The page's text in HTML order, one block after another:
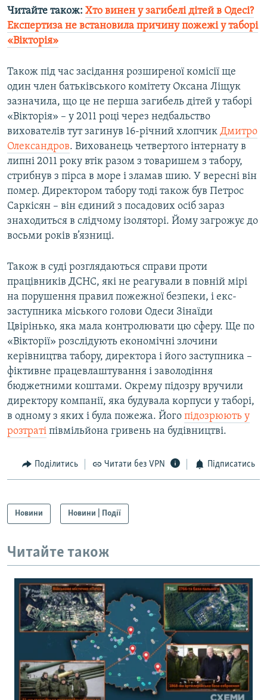
Читайте також: Хто винен у загибелі дітей в Одесі?
Експертиза не встановила причину пожежі у таборі
«Вікторія»
Також під час засідання розширеної комісії ще
один член батьківського комітету Оксана Ліщук
зазначила, що це не перша загибель дітей у таборі
«Вікторія» – у 2011 році через недбальство
вихователів тут загинув 16-річний хлопчик Дмитро
Олександров. Вихованець четвертого інтернату в
липні 2011 року втік разом з товаришем з табору,
стрибнув з пірса в море і зламав шию. У вересні він
помер. Директором табору тоді також був Петрос
Саркісян – він єдиний з посадових осіб зараз
знаходиться в слідчому ізоляторі. Йому загрожує до
восьми років в’язниці.
Також в суді розглядаються справи проти
працівників ДСНС, які не реагували в повній мірі
на порушення правил пожежної безпеки, і екс-
заступника міського голови Одеси Зінаїди
Цвірінько, яка мала контролювати цю сферу. Ще по
«Вікторії» розслідують економічні злочини
керівництва табору, директора і його заступника –
фіктивне працевлаштування і заволодіння
бюджетними коштами. Окрему підозру вручили
директору компанії, яка будувала корпуси у таборі,
в одному з яких і була пожежа. Його підозрюють у
розтраті півмільйона гривень на будівництві.
Поділитись Читати без VPN Підписатись
Новини Новини | Події
Читайте також